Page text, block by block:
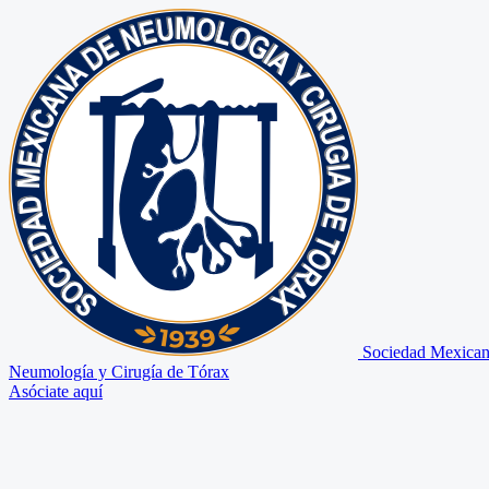
Sociedad
Neumología y Cirugía de Tórax
Asóciate aquí